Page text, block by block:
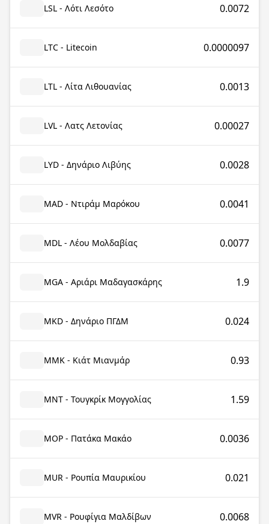
LSL - Λότι Λεσότο 0.0072
LTC - Litecoin 0.0000097
LTL - Λίτα Λιθουανίας 0.0013
LVL - Λατς Λετονίας 0.00027
LYD - Δηνάριο Λιβύης 0.0028
MAD - Ντιράμ Μαρόκου 0.0041
MDL - Λέου Μολδαβίας 0.0077
MGA - Αριάρι Μαδαγασκάρης 1.9
MKD - Δηνάριο ΠΓΔΜ 0.024
MMK - Κιάτ Μιανμάρ 0.93
MNT - Τουγκρίκ Μογγολίας 1.59
MOP - Πατάκα Μακάο 0.0036
MUR - Ρουπία Μαυρικίου 0.021
MVR - Ρουφίγια Μαλδίβων 0.0068